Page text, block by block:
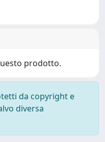
prodotto.
da copyright e
diversa